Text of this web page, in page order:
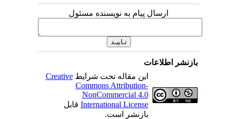
ارسال پیام به نویسنده مسئول
بازنشر اطلاعات
این مقاله تحت شرایطCreative
Commons Attribution-
NonCommercial 4.0
International License قابل
بازنشر است.